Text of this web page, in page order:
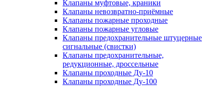
Клапаны муфтовые, краники
Клапаны невозвратно-приёмные
Клапаны пожарные проходные
Клапаны пожарные угловые
Клапаны предохранительные штуцерные
сигнальные (свистки)
Клапаны предохранительные,
редукционные, дроссельные
Клапаны проходные Ду-10
Клапаны проходные Ду-100